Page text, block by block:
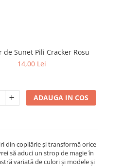
de Sunet Pili Cracker Rosu
14,00 Lei
ADAUGA IN COS
din copilărie și transformă orice
să aduci un strop de magie în
variată de culori și modele și